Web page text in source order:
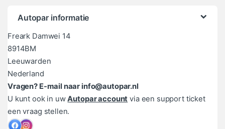
Autopar informatie
Freark Damwei 14
8914BM
Leeuwarden
Nederland
Vragen? E-mail naar info@autopar.nl
U kunt ook in uwAutopar account via een support ticket
een vraag stellen.